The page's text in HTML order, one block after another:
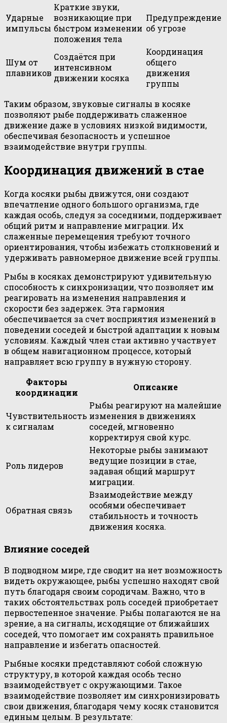
Ударные
импульсы
Краткие звуки,
возникающие при
быстром изменении
положения тела
Предупреждение
об угрозе
Шум от
плавников
Создаётся при
интенсивном
движении косяка
Координация
общего
движения
группы
Таким образом, звуковые сигналы в косяке
позволяют рыбе поддерживать слаженное
движение даже в условиях низкой видимости,
обеспечивая безопасность и успешное
взаимодействие внутри группы.
Координация движений в стае
Когда косяки рыбы движутся, они создают
впечатление одного большого организма, где
каждая особь, следуя за соседними, поддерживает
общий ритм и направление миграции. Их
слаженные перемещения требуют точного
ориентирования, чтобы избежать столкновений и
удерживать равномерное движение всей группы.
Рыбы в косяках демонстрируют удивительную
способность к синхронизации, что позволяет им
реагировать на изменения направления и
скорости без задержек. Эта гармония
обеспечивается за счет восприятия изменений в
поведении соседей и быстрой адаптации к новым
условиям. Каждый член стаи активно участвует
в общем навигационном процессе, который
направляет всю группу в нужную сторону.
Факторы
координации
Описание
Чувствительность
к сигналам
Рыбы реагируют на малейшие
изменения в движениях
соседей, мгновенно
корректируя свой курс.
Роль лидеров
Некоторые рыбы занимают
ведущие позиции в стае,
задавая общий маршрут
миграции.
Обратная связь
Взаимодействие между
особями обеспечивает
стабильность и точность
движения косяка.
Влияние соседей
В подводном мире, где сводит на нет возможность
видеть окружающее, рыбы успешно находят свой
путь благодаря своим сородичам. Важно, что в
таких обстоятельствах роль соседей приобретает
первостепенное значение. Рыбы полагаются не на
зрение, а на сигналы, исходящие от ближайших
соседей, что помогает им сохранять правильное
направление и избегать опасностей.
Рыбные косяки представляют собой сложную
структуру, в которой каждая особь тесно
взаимодействует с окружающими. Такое
взаимодействие позволяет им синхронизировать
свои движения, благодаря чему косяк становится
единым целым. В результате: